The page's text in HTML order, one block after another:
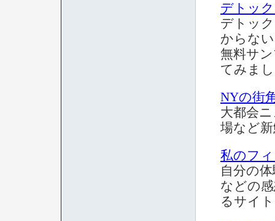
デトッ
デトッ
からな
無料サ
てみま
NYの街
大都会
場など
私のフ
自分の
などの
るサイ